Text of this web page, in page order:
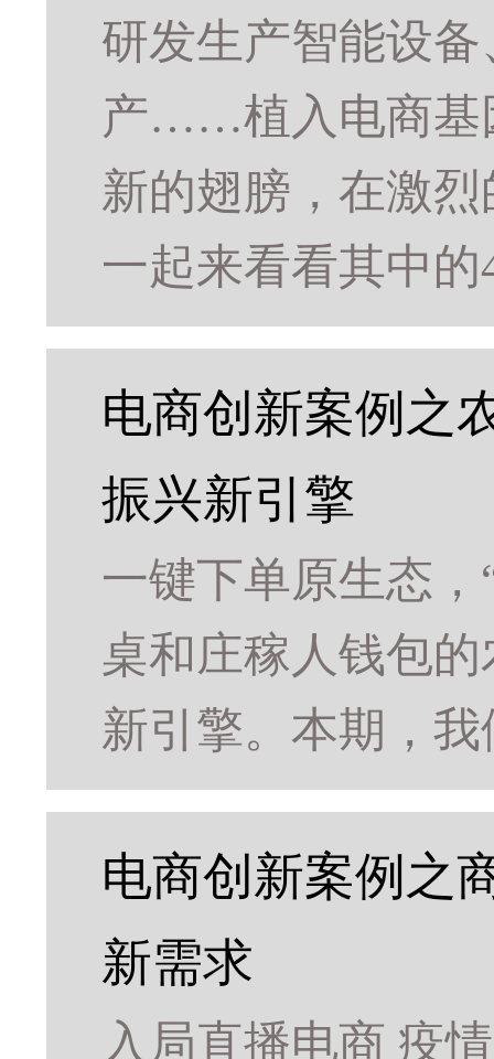
研发生产智能设
产……植入电商基
新的翅膀，在激
一起来看看其中
电商创新案例之
振兴新引擎
一键下单原生态
桌和庄稼人钱包
新引擎。本期，
电商创新案例之
新需求
入局直播电商 疫